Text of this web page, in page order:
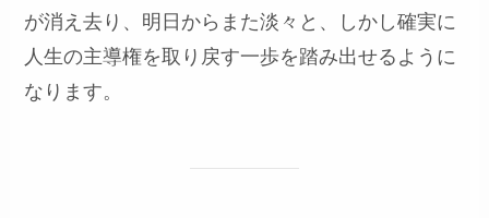
が消え去り、明日からまた淡々と、しかし確実に
人生の主導権を取り戻す一歩を踏み出せるように
なります。